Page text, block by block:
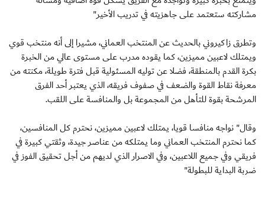
مشاركته ستعتمد على جاهزيته في تدريب الأخير"
وتطرق زاكيروني بالحديث عن المنتخب العماني، مشيرا إلى أنه منتخب قوي
ويمتلك لاعبين مميزين، كما يقوده مدرب على مستوى عالي من الخبرة
بكرة القدم بالمنطقة، فضلا عن توليه المسئولية قبل فترة طويلة، مكنته من
معرفة نقاط القوة والضعف في صفوف فريقه، الذي يعتبر أحد الفرق
المرشحة بقوة للتأهل من المجموعة بل والمنافسة على اللقب.
وقال" نواجه منافسا قويا، يمتلك لاعبين مميزين، نحترم كل المنافسين،
كما نحترم المنتخب العماني وما يمتلكه من عناصر جيدة، وثقتي كبيرة في
فريقي وفي جميع اللاعبين، وفي الاصرار الذي لديهم من أجل تحقيق الفوز في
ضربة البداية للبطولة"